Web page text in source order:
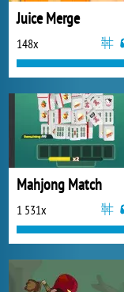
Juice Merge
148x
Mahjong Match
1 531x